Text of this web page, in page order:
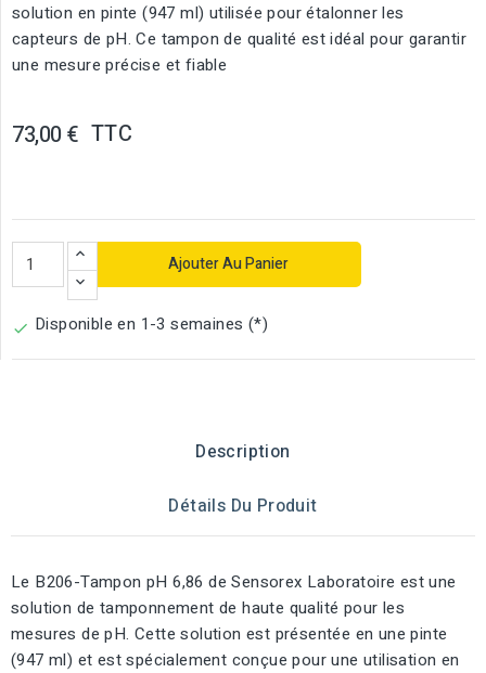
solution en pinte (947 ml) utilisée pour étalonner les
capteurs de pH. Ce tampon de qualité est idéal pour garantir
une mesure précise et fiable
73,00 € TTC
Ajouter Au Panier
 Disponible en 1-3 semaines (*)
Description
Détails Du Produit
Le B206-Tampon pH 6,86 de Sensorex Laboratoire est une
solution de tamponnement de haute qualité pour les
mesures de pH. Cette solution est présentée en une pinte
(947 ml) et est spécialement conçue pour une utilisation en